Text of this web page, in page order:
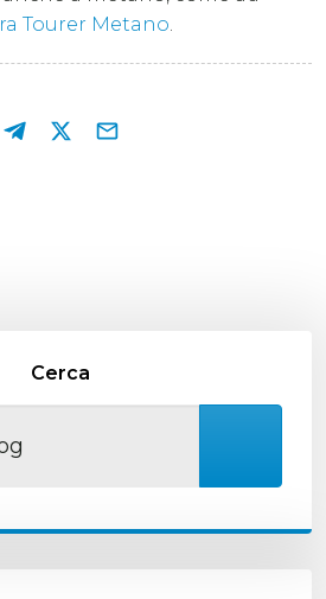
Tourer Metano.
Cerca